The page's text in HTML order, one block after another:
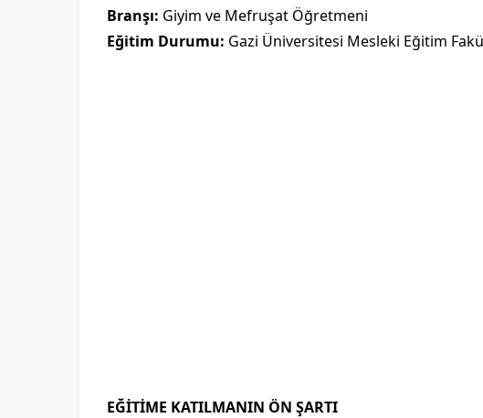
Branşı: Giyim ve Mefruşat Öğretmeni
Eğitim Durumu: Gazi Üniversitesi Mesleki Eğitim
EĞİTİME KATILMANIN ÖN ŞARTI